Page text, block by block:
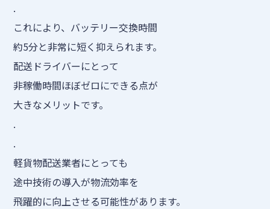
.
これにより、バッテリー交換時間
約5分と非常に短く抑えられます。
配送ドライバーにとって
非稼働時間ほぼゼロにできる点が
大きなメリットです。
.
.
軽貨物配送業者にとっても
途中技術の導入が物流効率を
飛躍的に向上させる可能性があります。